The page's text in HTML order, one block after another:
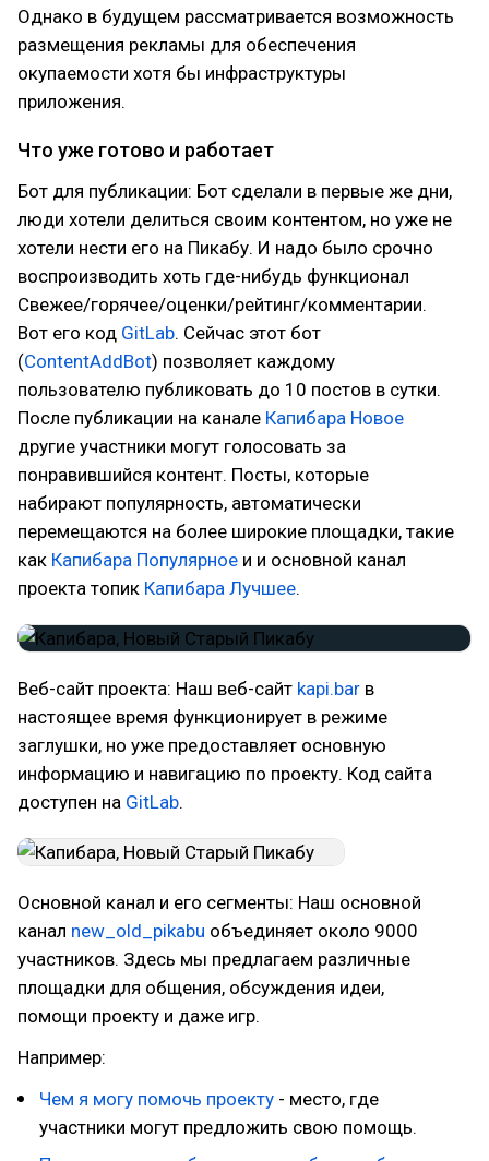
Однако в будущем рассматривается возможность
размещения рекламы для обеспечения
окупаемости хотя бы инфраструктуры
приложения.
Что уже готово и работает
Бот для публикации: Бот сделали в первые же дни,
люди хотели делиться своим контентом, но уже не
хотели нести его на Пикабу. И надо было срочно
воспроизводить хоть где-нибудь функционал
Свежее/горячее/оценки/рейтинг/комментарии.
Вот его код GitLab. Сейчас этот бот
(ContentAddBot) позволяет каждому
пользователю публиковать до 10 постов в сутки.
После публикации на канале Капибара Новое
другие участники могут голосовать за
понравившийся контент. Посты, которые
набирают популярность, автоматически
перемещаются на более широкие площадки, такие
как Капибара Популярное и и основной канал
проекта топик Капибара Лучшее.
Веб-сайт проекта: Наш веб-сайт kapi.bar в
настоящее время функционирует в режиме
заглушки, но уже предоставляет основную
информацию и навигацию по проекту. Код сайта
доступен на GitLab.
Основной канал и его сегменты: Наш основной
канал new_old_pikabu объединяет около 9000
участников. Здесь мы предлагаем различные
площадки для общения, обсуждения идеи,
помощи проекту и даже игр.
Например:
Чем я могу помочь проекту - место, где
участники могут предложить свою помощь.